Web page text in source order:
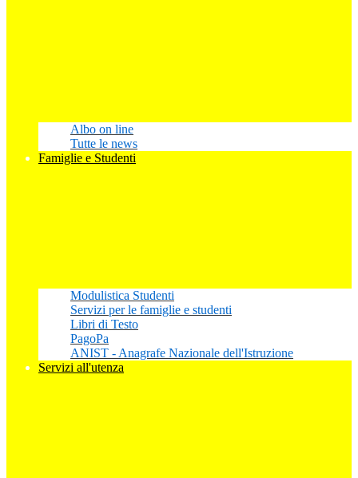
Albo on line
Tutte le news
Famiglie e Studenti
Modulistica Studenti
Servizi per le famiglie e studenti
Libri di Testo
PagoPa
ANIST - Anagrafe Nazionale dell'Istruzione
Servizi all'utenza